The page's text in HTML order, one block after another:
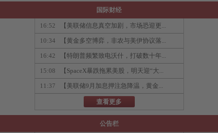
国际财经
16:52 【美联储信息真空加剧，市场恐迎更...
10:34 【黄金多空博弈，非农与美伊协议落...
16:42 【特朗普频繁致电沃什，打破数十年...
15:08 【SpaceX暴跌拖累美股，明天迎“大...
11:37 【美联储9月加息押注急降温，黄金...
查看更多
公告栏